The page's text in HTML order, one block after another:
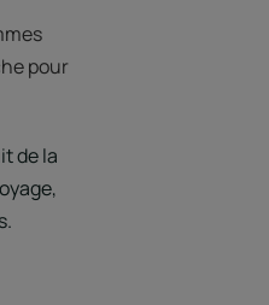
pour
de la